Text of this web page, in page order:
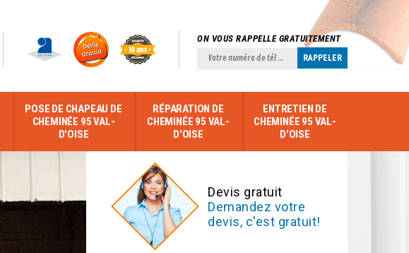
ON VOUS RAPPELLE GRATUITEMENT
POSE DE CHAPEAU DE
CHEMINÉE 95 VAL-
D'OISE
RÉPARATION DE
CHEMINÉE 95 VAL-
D'OISE
ENTRETIEN DE
CHEMINÉE 95 VAL-
D'OISE
Devis gratuit
Demandez votre
devis, c'est gratuit!